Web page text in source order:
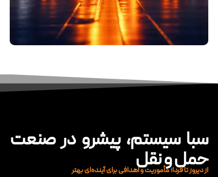
سبا سیستم، پیشرو در صنعت
حمل و نقل
از دیروز تا فردا؛ مأموریت و اهدافی برای آینده‌ای بهتر